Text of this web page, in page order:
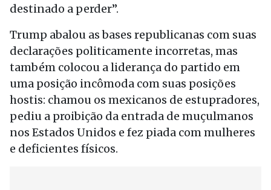
destinado a perder”.
Trump abalou as bases republicanas com suas
declarações politicamente incorretas, mas
também colocou a liderança do partido em
uma posição incômoda com suas posições
hostis: chamou os mexicanos de estupradores,
pediu a proibição da entrada de muçulmanos
nos Estados Unidos e fez piada com mulheres
e deficientes físicos.